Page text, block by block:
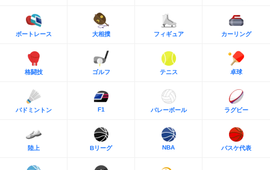
ボートレース 大相撲 フィギュア カーリング
格闘技 ゴルフ テニス 卓球
バドミントン F1 バレーボール ラグビー
陸上 Bリーグ NBA バスケ代表